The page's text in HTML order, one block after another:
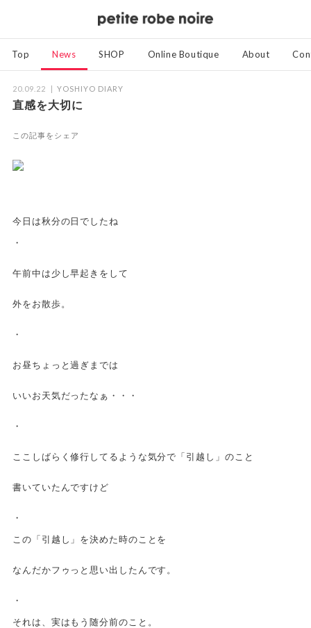
Top News SHOP Online Boutique About
20.09.22 YOSHIYO DIARY
直感を大切に
この記事をシェア
今日は秋分の日でしたね
・
午前中は少し早起きをして
外をお散歩。
・
お昼ちょっと過ぎまでは
いいお天気だったなぁ・・・
・
ここしばらく修行してるような気分で「引越し」のこと
書いていたんですけど
・
この「引越し」を決めた時のことを
なんだかフゥっと思い出したんです。
・
それは、実はもう随分前のこと。